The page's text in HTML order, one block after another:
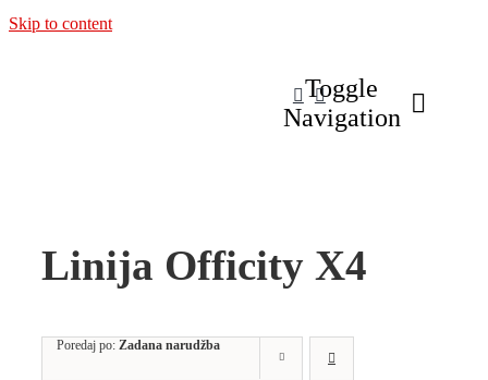
Skip to content
Toggle
Navigation
Linija Officity X4
Poredaj po: Zadana narudžba